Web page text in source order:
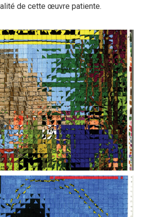
de cette œuvre patiente.